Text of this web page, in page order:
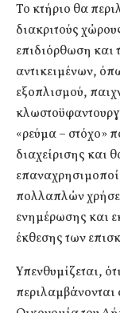
Το κτήριο θα
διακριτούς
επιδιόρθωση και
αντικειμένων,
εξοπλισμού,
«ρεύμα – στόχο»
διαχείρισης και
πολλαπλών
ενημέρωσης και
έκθεσης των
Υπενθυμίζεται,